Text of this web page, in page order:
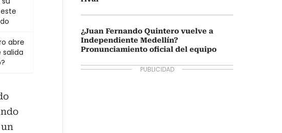
abre
salida
¿Juan Fernando Quintero vuelve a
Independiente Medellín?
Pronunciamiento oficial del equipo